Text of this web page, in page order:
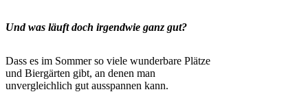
Und was läuft doch irgendwie ganz gut?
Dass es im Sommer so viele wunderbare Plätze
und Biergärten gibt, an denen man
unvergleichlich gut ausspannen kann.